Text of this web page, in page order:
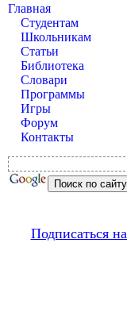
Главная
Студентам
Школьникам
Статьи
Библиотека
Словари
Программы
Игры
Форум
Контакты
Подписаться